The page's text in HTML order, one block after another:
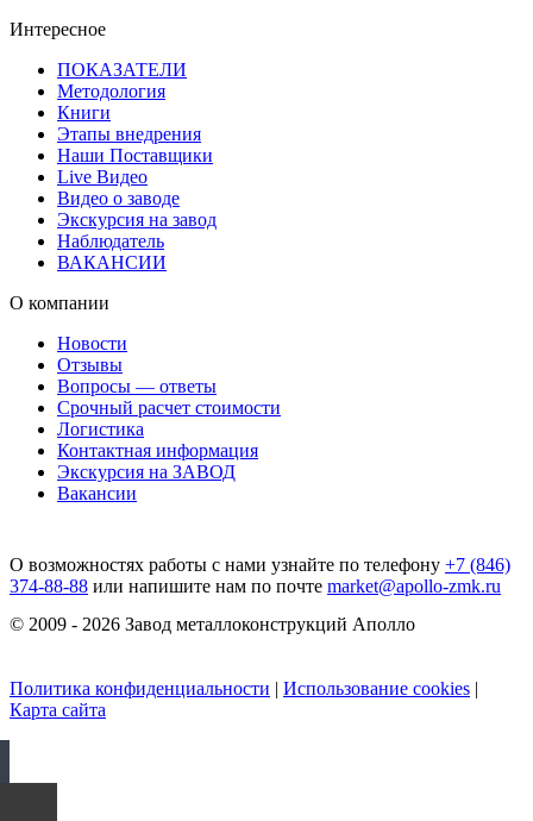
Интересное
ПОКАЗАТЕЛИ
Методология
Книги
Этапы внедрения
Наши Поставщики
Live Видео
Видео о заводе
Экскурсия на завод
Наблюдатель
ВАКАНСИИ
О компании
Новости
Отзывы
Вопросы — ответы
Срочный расчет стоимости
Логистика
Контактная информация
Экскурсия на ЗАВОД
Вакансии
О возможностях работы с нами узнайте по телефону +7 (846)
374-88-88 или напишите нам по почте market@apollo-zmk.ru
© 2009 - 2026 Завод металлоконструкций Аполло
Политика конфиденциальности | Использование cookies |
Карта сайта